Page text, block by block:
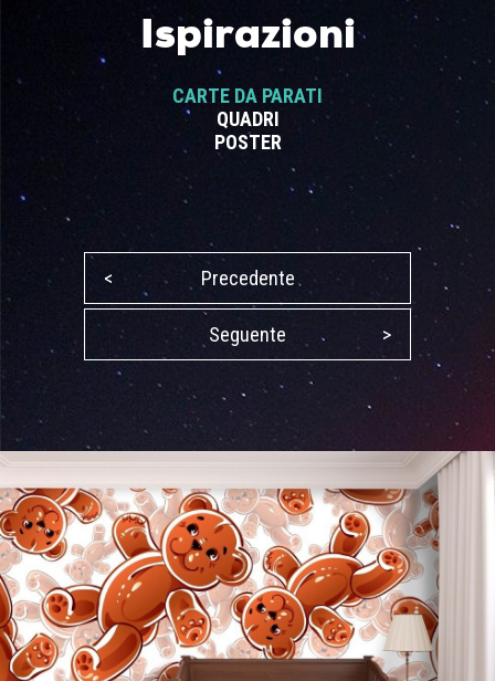
Ispirazioni
CARTE DA PARATI
QUADRI
POSTER
< Precedente
Seguente >